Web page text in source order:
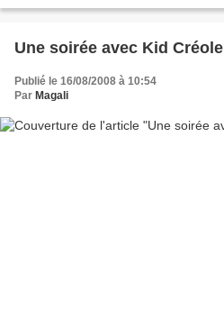
Une soirée avec Kid Créole
Publié le 16/08/2008 à 10:54
Par Magali